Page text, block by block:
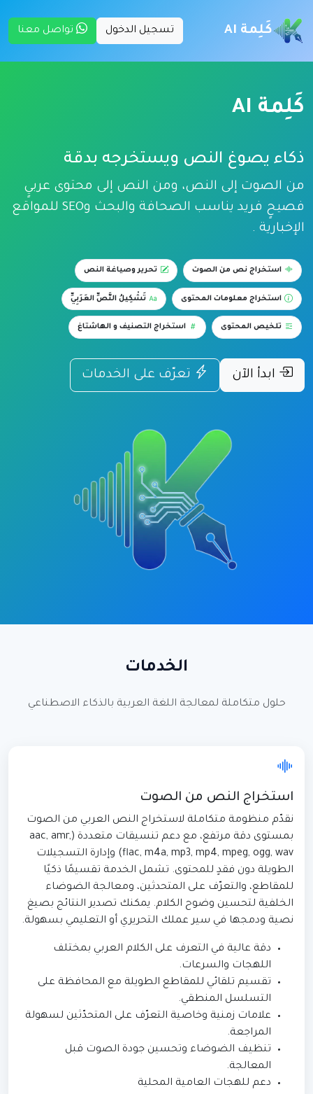
كَلِمة AI تسجيل الدخول تواصل معنا
كَلِمة AI
ذكاء يصوغ النص ويستخرجه بدقة
من الصوت إلى النص، ومن النص إلى محتوى عربيٍ
فصيحٍ فريد يناسب الصحافة والبحث وSEO للمواقع
الإخبارية .
استخراج نص من الصوت تحرير وصياغة النص
استخراج معلومات المحتوى تَشْكِيلُ النَّصِّ العَرَبِيِّ
تلخيص المحتوى استخراج التصنيف و الهاشتاغ
ابدأ الآن تعرّف على الخدمات
الخدمات
حلول متكاملة لمعالجة اللغة العربية بالذكاء الاصطناعي
استخراج النص من الصوت
نقدّم منظومة متكاملة لاستخراج النص العربي من الصوت
بمستوى دقة مرتفع، مع دعم تنسيقات متعددة (aac, amr,
flac, m4a, mp3, mp4, mpeg, ogg, wav) وإدارة التسجيلات
الطويلة دون فقدٍ للمحتوى. تشمل الخدمة تقسيمًا ذكيًا
للمقاطع، والتعرّف على المتحدثين، ومعالجة الضوضاء
الخلفية لتحسين وضوح الكلام. يمكنك تصدير النتائج بصيغ
نصية ودمجها في سير عملك التحريري أو التعليمي بسهولة.
دقة عالية في التعرف على الكلام العربي بمختلف
اللهجات والسرعات.
تقسيم تلقائي للمقاطع الطويلة مع المحافظة على
التسلسل المنطقي.
علامات زمنية وخاصية التعرّف على المتحدّثين لسهولة
المراجعة.
تنظيف الضوضاء وتحسين جودة الصوت قبل
المعالجة.
دعم للهجات العامية المحلية